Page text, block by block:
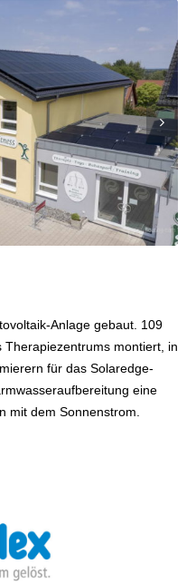
Anlage gebaut. 109
montiert, in
für das Solaredge-
eine
mit dem Sonnenstrom.